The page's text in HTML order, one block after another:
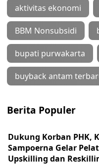
aktivitas ekonomi
BBM Nonsubsidi
bupati purwakarta
buyback antam
Berita Populer
Dukung Korban PHK,
Sampoerna Gelar
Upskilling dan